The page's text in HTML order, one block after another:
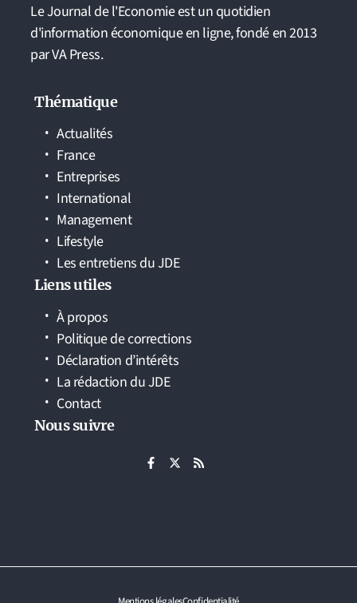
Le Journal de l'Economie est un quotidien
d'information économique en ligne, fondé en 2013
par VA Press.
Thématique
Actualités
France
Entreprises
International
Management
Lifestyle
Les entretiens du JDE
Liens utiles
À propos
Politique de corrections
Déclaration d’intérêts
La rédaction du JDE
Contact
Nous suivre